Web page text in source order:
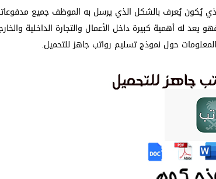
يُكون يُعرف بالشكل الذي يرسل به الموظف جميع
له أهمية كبيرة داخل الأعمال والتجارة الداخلية
حول نموذج تسليم رواتب جاهز للتحميل.